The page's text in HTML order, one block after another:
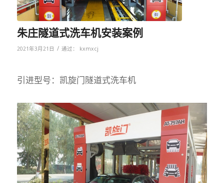
朱庄隧道式洗车机安装案例
2021年3月21日 / 通过： kxmxcj
引进型号：凯旋门隧道式洗车机